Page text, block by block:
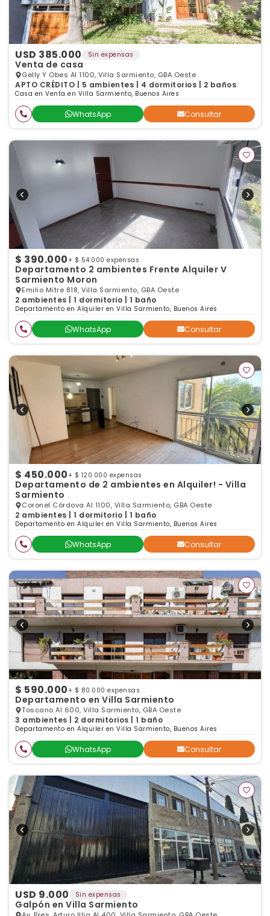
USD 385.000 Sin expensas
Venta de casa
Gelly Y Obes Al 1100, Villa Sarmiento, GBA Oeste
APTO CRÉDITO | 5 ambientes | 4 dormitorios | 2 baños
Casa en Venta en Villa Sarmiento, Buenos Aires
WhatsApp Consultar
$ 390.000 + $ 54.000 expensas
Departamento 2 ambientes Frente Alquiler V
Sarmiento Moron
Emilio Mitre 818, Villa Sarmiento, GBA Oeste
2 ambientes | 1 dormitorio | 1 baño
Departamento en Alquiler en Villa Sarmiento, Buenos Aires
WhatsApp Consultar
$ 450.000 + $ 120.000 expensas
Departamento de 2 ambientes en Alquiler! - Villa
Sarmiento
Coronel Córdova Al 1100, Villa Sarmiento, GBA Oeste
2 ambientes | 1 dormitorio | 1 baño
Departamento en Alquiler en Villa Sarmiento, Buenos Aires
WhatsApp Consultar
$ 590.000 + $ 80.000 expensas
Departamento en Villa Sarmiento
Toscano Al 600, Villa Sarmiento, GBA Oeste
3 ambientes | 2 dormitorios | 1 baño
Departamento en Alquiler en Villa Sarmiento, Buenos Aires
WhatsApp Consultar
USD 9.000 Sin expensas
Galpón en Villa Sarmiento